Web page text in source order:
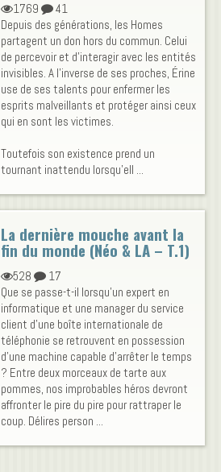
1769
41
Depuis des générations, les Homes
partagent un don hors du commun. Celui
de percevoir et d’interagir avec les entités
invisibles. A l'inverse de ses proches, Érine
use de ses talents pour enfermer les
esprits malveillants et protéger ainsi ceux
qui en sont les victimes.
Toutefois son existence prend un
tournant inattendu lorsqu'ell ...
La dernière mouche avant la
fin du monde (Néo & LA – T.1)
528
17
Que se passe-t-il lorsqu’un expert en
informatique et une manager du service
client d’une boîte internationale de
téléphonie se retrouvent en possession
d’une machine capable d’arrêter le temps
? Entre deux morceaux de tarte aux
pommes, nos improbables héros devront
affronter le pire du pire pour rattraper le
coup. Délires person ...